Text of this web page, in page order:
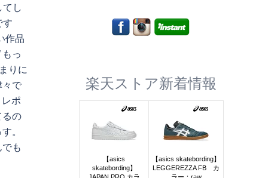
し
す
作品
っ
りに
々で
ポ
るの
。
も
楽天ストア新着情報